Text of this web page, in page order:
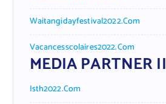
Waitangidayfestival2022.com
Vacancesscolaires2022.com
MEDIA PARTNER II
Isth2022.com